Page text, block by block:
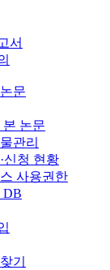
서
문
본 논문
관리
신청 현황
사용권한
DB
기